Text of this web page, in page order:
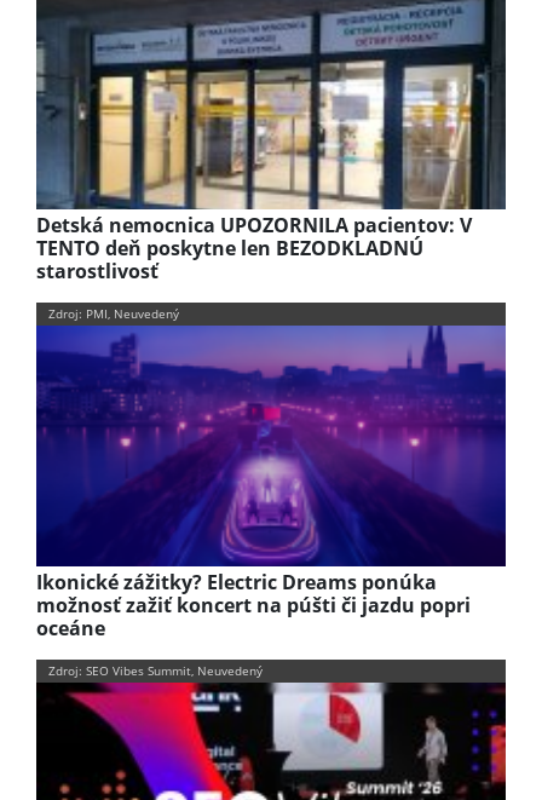
Detská nemocnica UPOZORNILA pacientov: V
TENTO deň poskytne len BEZODKLADNÚ
starostlivosť
Zdroj: PMI, Neuvedený
Ikonické zážitky? Electric Dreams ponúka
možnosť zažiť koncert na púšti či jazdu popri
oceáne
Zdroj: SEO Vibes Summit, Neuvedený